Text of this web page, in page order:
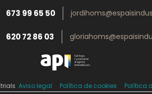
673 99 65 50
620 72 86 03
Aviso legal Política de cookies Política